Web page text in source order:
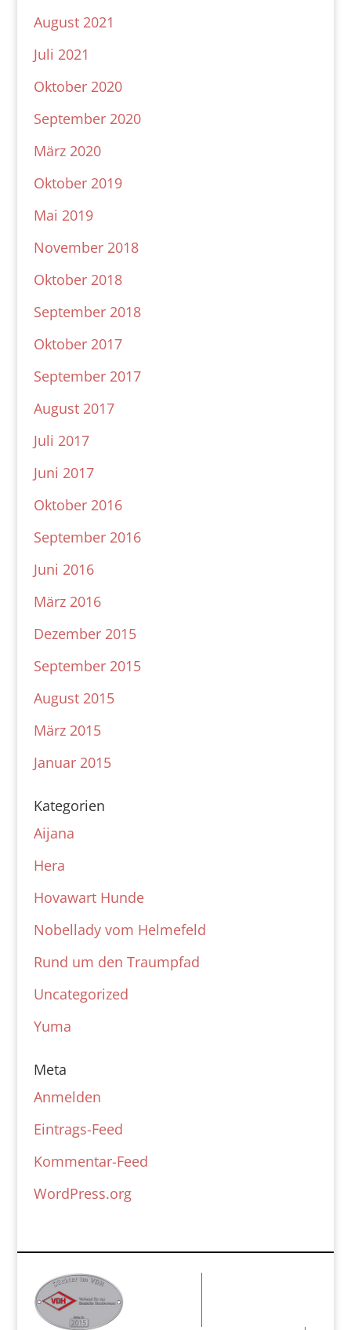
August 2021
Juli 2021
Oktober 2020
September 2020
März 2020
Oktober 2019
Mai 2019
November 2018
Oktober 2018
September 2018
Oktober 2017
September 2017
August 2017
Juli 2017
Juni 2017
Oktober 2016
September 2016
Juni 2016
März 2016
Dezember 2015
September 2015
August 2015
März 2015
Januar 2015
Kategorien
Aijana
Hera
Hovawart Hunde
Nobellady vom Helmefeld
Rund um den Traumpfad
Uncategorized
Yuma
Meta
Anmelden
Eintrags-Feed
Kommentar-Feed
WordPress.org